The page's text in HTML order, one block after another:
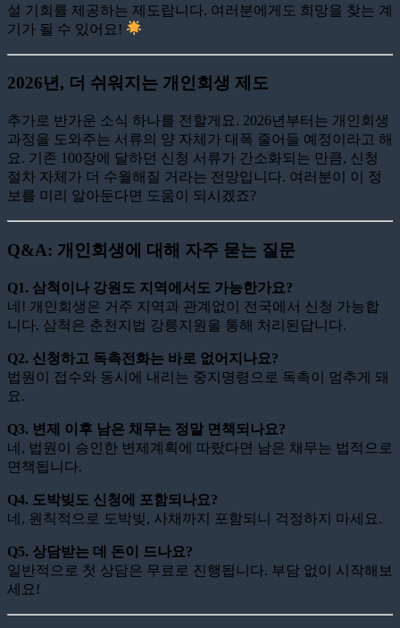
설 기회를 제공하는 제도랍니다. 여러분에게도 희망을 찾는 계
기가 될 수 있어요!
2026년, 더 쉬워지는 개인회생 제도
추가로 반가운 소식 하나를 전할게요. 2026년부터는 개인회생
과정을 도와주는 서류의 양 자체가 대폭 줄어들 예정이라고 해
요. 기존 100장에 달하던 신청 서류가 간소화되는 만큼, 신청
절차 자체가 더 수월해질 거라는 전망입니다. 여러분이 이 정
보를 미리 알아둔다면 도움이 되시겠죠?
Q&A: 개인회생에 대해 자주 묻는 질문
Q1. 삼척이나 강원도 지역에서도 가능한가요?
네! 개인회생은 거주 지역과 관계없이 전국에서 신청 가능합
니다. 삼척은 춘천지법 강릉지원을 통해 처리된답니다.
Q2. 신청하고 독촉전화는 바로 없어지나요?
법원이 접수와 동시에 내리는 중지명령으로 독촉이 멈추게 돼
요.
Q3. 변제 이후 남은 채무는 정말 면책되나요?
네, 법원이 승인한 변제계획에 따랐다면 남은 채무는 법적으로
면책됩니다.
Q4. 도박빚도 신청에 포함되나요?
네, 원칙적으로 도박빚, 사채까지 포함되니 걱정하지 마세요.
Q5. 상담받는 데 돈이 드나요?
일반적으로 첫 상담은 무료로 진행됩니다. 부담 없이 시작해보
세요!